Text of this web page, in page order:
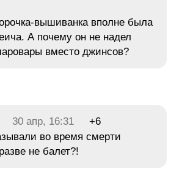
вышиванка вполне была
А почему он не надел
вместо джинсов?
30 апр, 16:31
+6
во время смерти
не балет?!